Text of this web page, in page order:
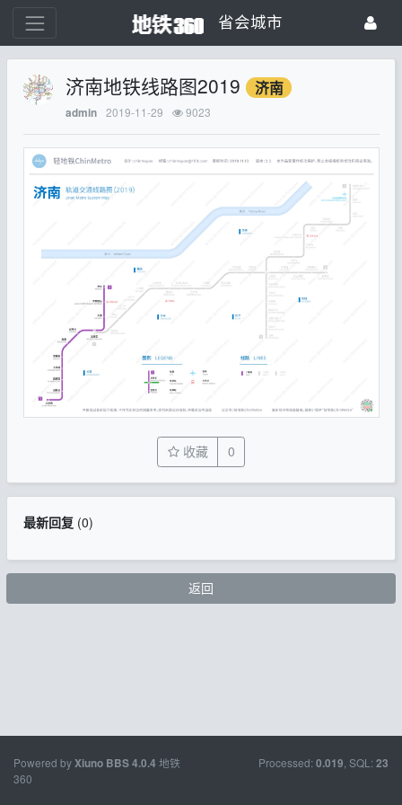
省会城市
济南地铁线路图2019 济南
admin 2019-11-29 9023
收藏 0
最新回复(0)
返回
Powered byXiuno BBS4.0.4 地铁
360
Processed: 0.019 , SQL: 23